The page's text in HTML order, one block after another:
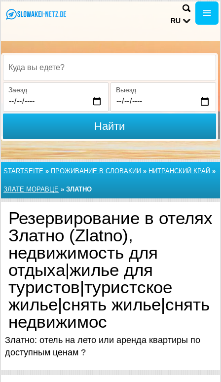
RU
Куда вы едете?
Заезд Выезд
Найти
STARTSEITE » ПРОЖИВАНИЕ В СЛОВАКИИ » НИТРАНСКИЙ КРАЙ »
ЗЛАТЕ МОРАВЦЕ » ЗЛАТНО
Резервирование в отелях
Златно (Zlatno),
недвижимость для
отдыха|жилье для
туристов|туристское
жилье|снять жилье|снять
недвижимос
Златно: отель на лето или аренда квартиры по
доступным ценам ?